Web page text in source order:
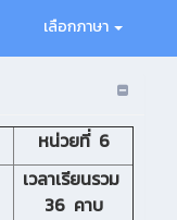
เลือกภาษา
หน่วยที่ 6
เวลาเรียนรวม
36 คาบ